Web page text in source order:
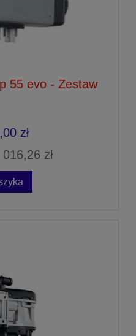
55 evo - Zestaw
zł
016,26 zł